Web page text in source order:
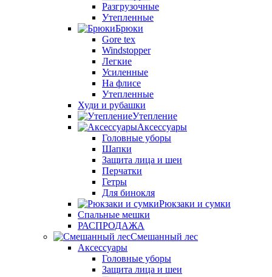
Разгрузочные
Утепленные
Брюки
Gore tex
Windstopper
Легкие
Усиленные
На флисе
Утепленные
Худи и рубашки
Утепление
Аксессуары
Головные уборы
Шапки
Защита лица и шеи
Перчатки
Гетры
Для бинокля
Рюкзаки и сумки
Спальные мешки
РАСПРОДАЖА
Смешанный лес
Аксессуары
Головные уборы
Защита лица и шеи